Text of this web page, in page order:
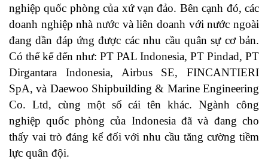
nghiệp quốc phòng của xứ vạn đảo. Bên cạnh đó, các
doanh nghiệp nhà nước và liên doanh với nước ngoài
đang dần đáp ứng được các nhu cầu quân sự cơ bản.
Có thể kể đến như: PT PAL Indonesia, PT Pindad, PT
Dirgantara Indonesia, Airbus SE, FINCANTIERI
SpA, và Daewoo Shipbuilding & Marine Engineering
Co. Ltd, cùng một số cái tên khác. Ngành công
nghiệp quốc phòng của Indonesia đã và đang cho
thấy vai trò đáng kể đối với nhu cầu tăng cường tiềm
lực quân đội.